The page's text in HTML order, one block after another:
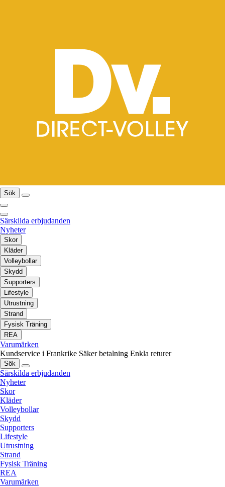
Sök
Särskilda erbjudanden
Nyheter
Skor
Kläder
Volleybollar
Skydd
Supporters
Lifestyle
Utrustning
Strand
Fysisk Träning
REA
Varumärken
Kundservice i Frankrike Säker betalning Enkla returer
Sök
Särskilda erbjudanden
Nyheter
Skor
Kläder
Volleybollar
Skydd
Supporters
Lifestyle
Utrustning
Strand
Fysisk Träning
REA
Varumärken